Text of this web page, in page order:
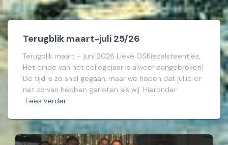
Terugblik maart-juli 25/26
Terugblik maart – juni 2026 Lieve OSKiezelsteentjes,
Het einde van het collegejaar is alweer aangebroken!
De tijd is zo snel gegaan, maar we hopen dat jullie er
net zo van hebben genoten als wij. Hieronder
Lees verder